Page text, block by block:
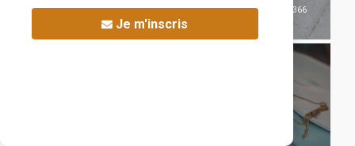
Célibataire Épanoui 78
Commencer Avec
366
Je m'inscris